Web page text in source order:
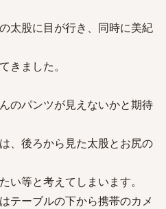
太股に目が行き、同時に美紀
きました。
のパンツが見えないかと期待
、後ろから見た太股とお尻の
い等と考えてしまいます。
テーブルの下から携帯のカメ